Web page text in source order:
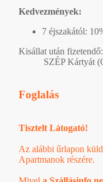
Kedvezmények:
7 éjszakától:
Kisállat után
SZÉP Kártyát
Foglalás
Tisztelt Látogató!
Az alábbi űrlapon
Apartmanok részére.